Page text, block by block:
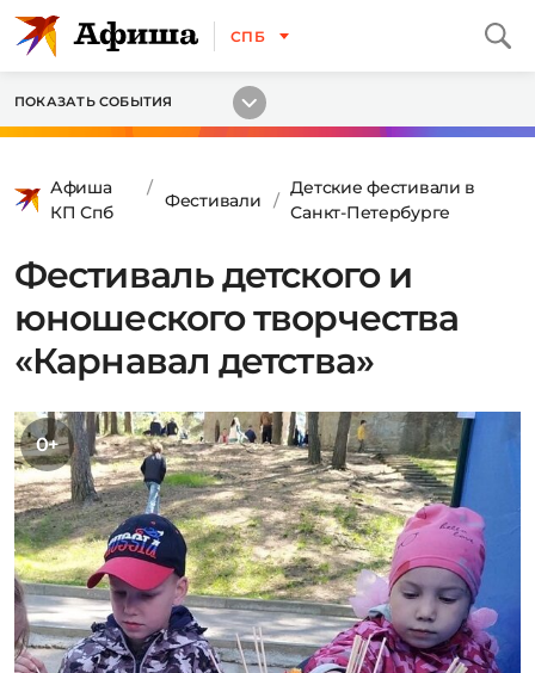
СПБ
ПОКАЗАТЬ СОБЫТИЯ
Афиша
КП Спб
Фестивали
Детские фестивали в
Санкт-Петербурге
Фестиваль детского и
юношеского творчества
«Карнавал детства»
0+